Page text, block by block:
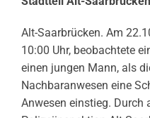
Alt-Saarbrücken. Am
10:00 Uhr, beobachtete
einen jungen Mann, als
Nachbaranwesen eine
Anwesen einstieg. Durch